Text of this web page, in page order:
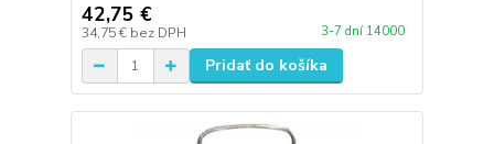
42,75 €
34,75 € bez DPH 3-7 dní 14000
Pridať do košíka